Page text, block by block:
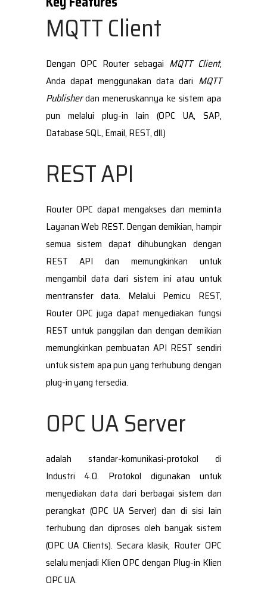
MQTT Client
Dengan OPC Router sebagai MQTT Client,
Anda dapat menggunakan data dari MQTT
Publisherdan meneruskannya ke sistem apa
pun melalui plug-in lain (OPC UA, SAP,
Database SQL, Email, REST, dll.)
REST API
Router OPC dapat mengakses dan meminta
Layanan Web REST. Dengan demikian, hampir
semua sistem dapat dihubungkan dengan
REST API dan memungkinkan untuk
mengambil data dari sistem ini atau untuk
mentransfer data. Melalui Pemicu REST,
Router OPC juga dapat menyediakan fungsi
REST untuk panggilan dan dengan demikian
memungkinkan pembuatan API REST sendiri
untuk sistem apa pun yang terhubung dengan
plug-in yang tersedia.
OPC UA Server
adalah standar-komunikasi-protokol di
Industri 4.0. Protokol digunakan untuk
menyediakan data dari berbagai sistem dan
perangkat (OPC UA Server) dan di sisi lain
terhubung dan diproses oleh banyak sistem
(OPC UA Clients). Secara klasik, Router OPC
selalu menjadi Klien OPC dengan Plug-in Klien
OPC UA.